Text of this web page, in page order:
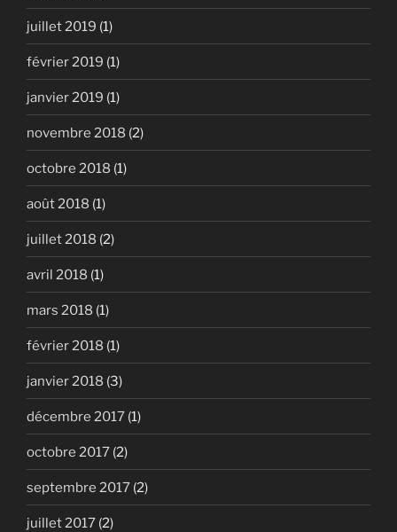
juillet 2019 (1)
février 2019 (1)
janvier 2019 (1)
novembre 2018 (2)
octobre 2018 (1)
août 2018 (1)
juillet 2018 (2)
avril 2018 (1)
mars 2018 (1)
février 2018 (1)
janvier 2018 (3)
décembre 2017 (1)
octobre 2017 (2)
septembre 2017 (2)
juillet 2017 (2)